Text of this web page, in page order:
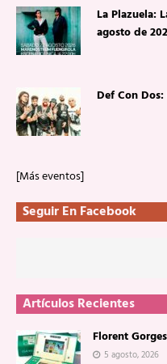
La Plazuela:
agosto de
Def Con
[Más eventos]
Seguir En Facebook
Artículos Recientes
Florent
5 agosto, 2026